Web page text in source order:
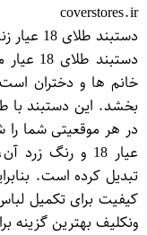
coverstores.ir
دستبند طلای 18 عیار زنانه و دخترانه مدل ونکلیف
خانم ها و دختران
بخشد. این دستبند با
در هر موقعیتی شما
عیار 18 و رنگ
تبدیل کرده است.
ونکلیف بهترین گزینه